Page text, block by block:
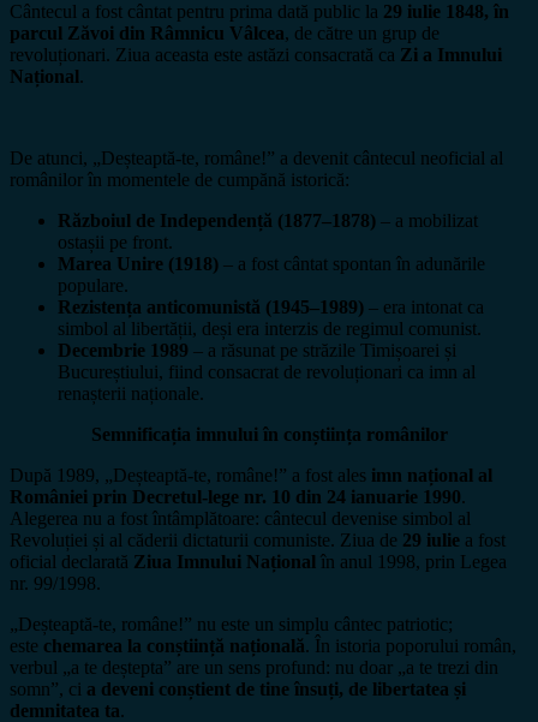
Cântecul a fost cântat pentru prima dată public la 29 iulie 1848, în
parcul Zăvoi din Râmnicu Vâlcea, de către un grup de
revoluționari. Ziua aceasta este astăzi consacrată ca Zi a Imnului
Național.
De atunci, „Deșteaptă-te, române!” a devenit cântecul neoficial al
românilor în momentele de cumpănă istorică:
Războiul de Independență (1877–1878) – a mobilizat
ostașii pe front.
Marea Unire (1918) – a fost cântat spontan în adunările
populare.
Rezistența anticomunistă (1945–1989) – era intonat ca
simbol al libertății, deși era interzis de regimul comunist.
Decembrie 1989 – a răsunat pe străzile Timișoarei și
Bucureștiului, fiind consacrat de revoluționari ca imn al
renașterii naționale.
Semnificația imnului în conștiința românilor
După 1989, „Deșteaptă-te, române!” a fost ales imn național al
României prin Decretul-lege nr. 10 din 24 ianuarie 1990.
Alegerea nu a fost întâmplătoare: cântecul devenise simbol al
Revoluției și al căderii dictaturii comuniste. Ziua de 29 iulie a fost
oficial declarată Ziua Imnului Național în anul 1998, prin Legea
nr. 99/1998.
„Deșteaptă-te, române!” nu este un simplu cântec patriotic;
este chemarea la conștiință națională. În istoria poporului român,
verbul „a te deștepta” are un sens profund: nu doar „a te trezi din
somn”, ci a deveni conștient de tine însuți, de libertatea și
demnitatea ta.